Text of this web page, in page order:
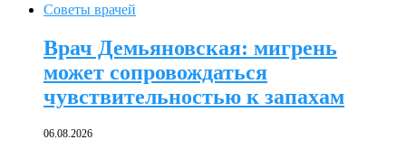
Советы врачей
Врач Демьяновская: мигрень
может сопровождаться
чувствительностью к запахам
06.08.2026